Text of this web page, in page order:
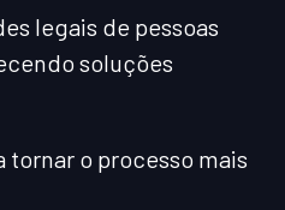
legais de pessoas
soluções
tornar o processo mais